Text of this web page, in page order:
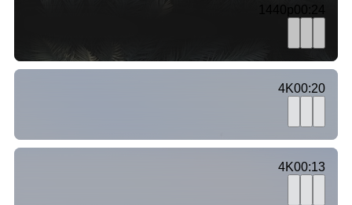
00:24
1440p
00:20
4K
00:13
4K